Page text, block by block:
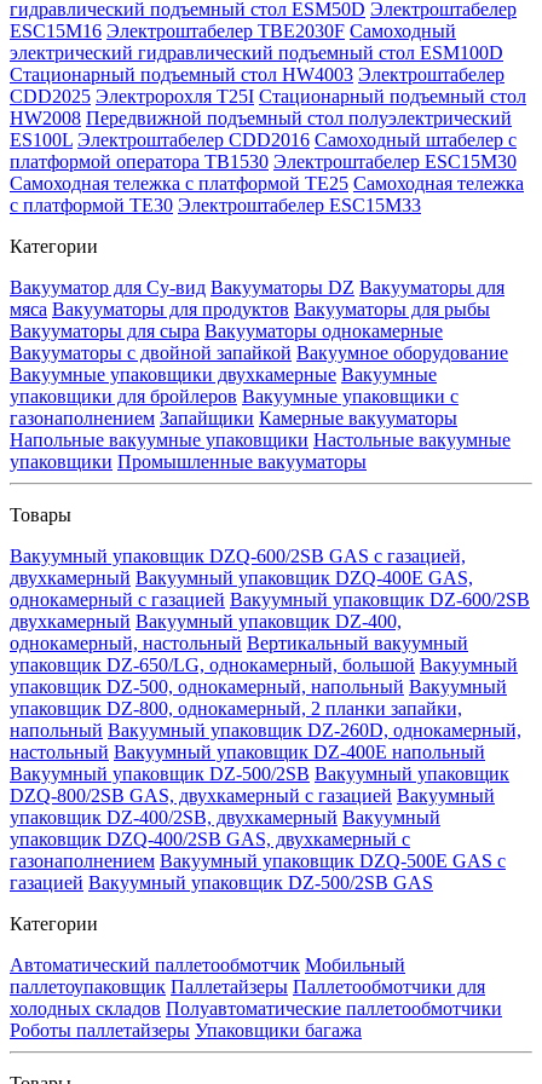
гидравлический подъемный стол ESM50D Электроштабелер
ESC15M16 Электроштабелер TBE2030F Самоходный
электрический гидравлический подъемный стол ESM100D
Стационарный подъемный стол HW4003 Электроштабелер
CDD2025 Электророхля T25I Стационарный подъемный стол
HW2008 Передвижной подъемный стол полуэлектрический
ES100L Электроштабелер CDD2016 Самоходный штабелер с
платформой оператора TB1530 Электроштабелер ESC15M30
Самоходная тележка с платформой TE25 Самоходная тележка
с платформой TE30 Электроштабелер ESC15M33
Категории
Вакууматор для Су-вид Вакууматоры DZ Вакууматоры для
мяса Вакууматоры для продуктов Вакууматоры для рыбы
Вакууматоры для сыра Вакууматоры однокамерные
Вакууматоры с двойной запайкой Вакуумное оборудование
Вакуумные упаковщики двухкамерные Вакуумные
упаковщики для бройлеров Вакуумные упаковщики с
газонаполнением Запайщики Камерные вакууматоры
Напольные вакуумные упаковщики Настольные вакуумные
упаковщики Промышленные вакууматоры
Товары
Вакуумный упаковщик DZQ-600/2SB GAS с газацией,
двухкамерный Вакуумный упаковщик DZQ-400E GAS,
однокамерный с газацией Вакуумный упаковщик DZ-600/2SB
двухкамерный Вакуумный упаковщик DZ-400,
однокамерный, настольный Вертикальный вакуумный
упаковщик DZ-650/LG, однокамерный, большой Вакуумный
упаковщик DZ-500, однокамерный, напольный Вакуумный
упаковщик DZ-800, однокамерный, 2 планки запайки,
напольный Вакуумный упаковщик DZ-260D, однокамерный,
настольный Вакуумный упаковщик DZ-400E напольный
Вакуумный упаковщик DZ-500/2SB Вакуумный упаковщик
DZQ-800/2SB GAS, двухкамерный с газацией Вакуумный
упаковщик DZ-400/2SB, двухкамерный Вакуумный
упаковщик DZQ-400/2SB GAS, двухкамерный с
газонаполнением Вакуумный упаковщик DZQ-500E GAS с
газацией Вакуумный упаковщик DZ-500/2SB GAS
Категории
Автоматический паллетообмотчик Мобильный
паллетоупаковщик Паллетайзеры Паллетообмотчики для
холодных складов Полуавтоматические паллетообмотчики
Роботы паллетайзеры Упаковщики багажа